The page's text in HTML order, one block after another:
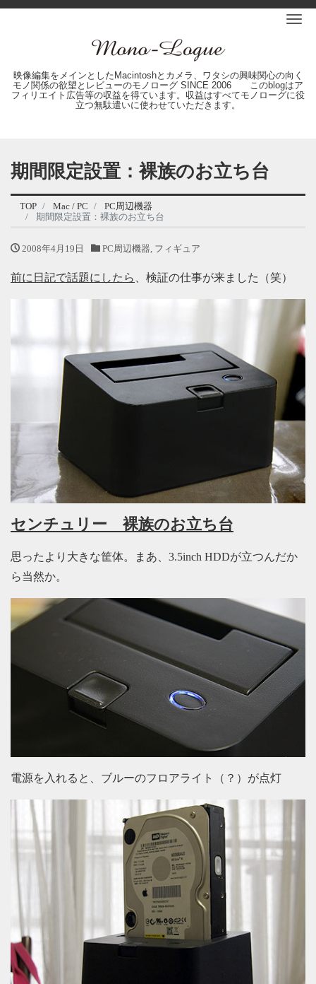
映像編集をメインとしたMacintoshとカメラ、ワタシの興味関心の向く
モノ関係の欲望とレビューのモノローグ SINCE 2006 このblogはア
フィリエイト広告等の収益を得ています。収益はすべてモノローグに役
立つ無駄遣いに使わせていただきます。
期間限定設置：裸族のお立ち台
TOP Mac / PC
PC周辺機器
期間限定設置：裸族のお立ち台
2008年4月19日 PC周辺機器, フィギュア
前に日記で話題にしたら 、検証の仕事が来ました（笑）
センチュリー 裸族のお立ち台
思ったより大きな筐体。まあ、3.5inch HDDが立つんだか
ら当然か。
電源を入れると、ブルーのフロアライト（？）が点灯